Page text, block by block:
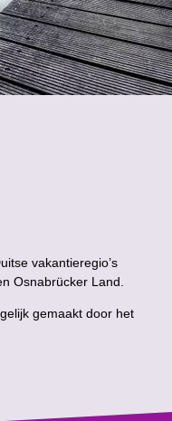
vakantieregio’s
Osnabrücker Land.
gemaakt door het